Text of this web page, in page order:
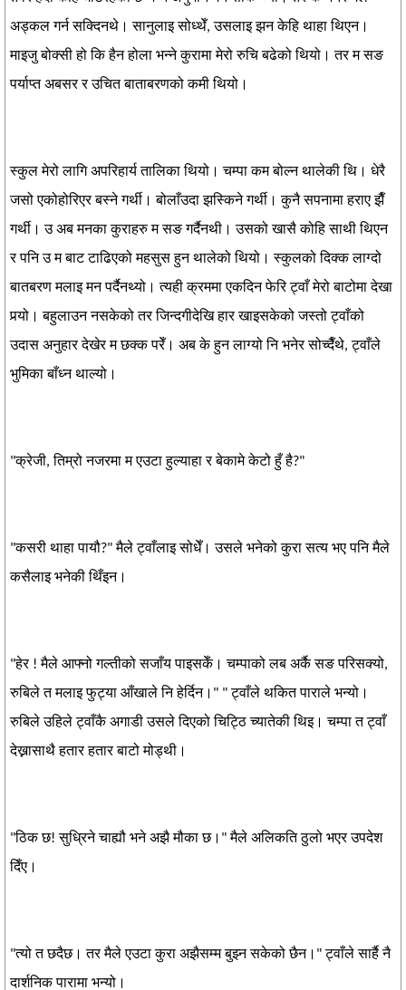
अड्कल गर्न सक्दिनथे। सानुलाइ सोध्थेँ, उसलाइ झन केहि थाहा थिएन।
माइजु बोक्सी हो कि हैन होला भन्ने कुरामा मेरो रुचि बढेको थियो। तर म सङ
पर्याप्त अबसर र उचित बाताबरणको कमी थियो।
स्कुल मेरो लागि अपरिहार्य तालिका थियो। चम्पा कम बोल्न थालेकी थि। धेरै
जसो एकोहोरिएर बस्ने गर्थी। बोलाँउदा झस्किने गर्थी। कुनै सपनामा हराए झैँ
गर्थी। उ अब मनका कुराहरु म सङ गर्दैनथी। उसको खासै कोहि साथी थिएन
र पनि उ म बाट टाढिएको महसुस हुन थालेको थियो। स्कुलको दिक्क लाग्दो
बातबरण मलाइ मन पर्दैनथ्यो। त्यही क्रममा एकदिन फेरि ट्वाँ मेरो बाटोमा देखा
पर्‍यो। बहुलाउन नसकेको तर जिन्दगीदेखि हार खाइसकेको जस्तो ट्वाँको
उदास अनुहार देखेर म छक्क परेँ। अब के हुन लाग्यो नि भनेर सोच्दैँथे, ट्वाँले
भुमिका बाँध्न थाल्यो।
"क्रेजी, तिम्रो नजरमा म एउटा हुल्याहा र बेकामे केटो हुँ है?"
"कसरी थाहा पायौ?" मैले ट्वाँलाइ सोधेँ। उसले भनेको कुरा सत्य भए पनि मैले
कसैलाइ भनेकी थिँइन।
"हेर ! मैले आफ्नो गल्तीको सजाँय पाइसकेँ। चम्पाको लब अर्कै सङ परिसक्यो,
रुबिले त मलाइ फुट्या आँखाले नि हेर्दिन।" " ट्वाँले थकित पाराले भन्यो।
रुबिले उहिले ट्वाँकै अगाडी उसले दिएको चिट्ठि च्यातेकी थिइ। चम्पा त ट्वाँ
देख्नासाथै हतार हतार बाटो मोड्थी।
"ठिक छ! सुध्रिने चाह्यौ भने अझै मौका छ।" मैले अलिकति ठुलो भएर उपदेश
दिँए।
"त्यो त छदैछ। तर मैले एउटा कुरा अझैसम्म बुझ्न सकेको छैन।" ट्वाँले सार्है नै
दार्शनिक पारामा भन्यो।